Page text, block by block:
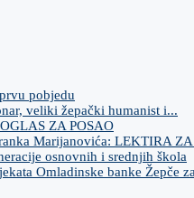
pobjedu
veliki žepački humanist i...
ZA POSAO
Marijanovića: LEKTIRA
osnovnih i srednjih škola
Omladinske banke Žepče